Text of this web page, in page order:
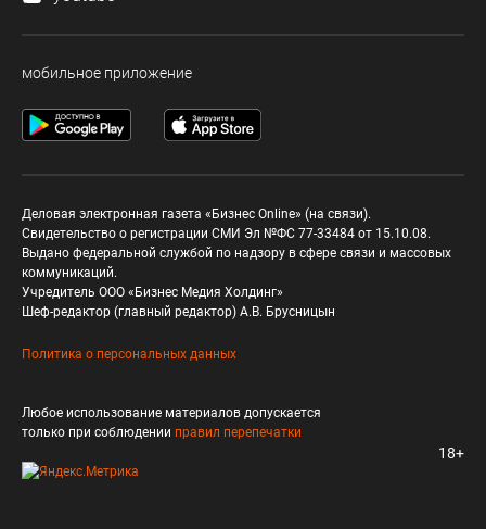
мобильное приложение
Деловая электронная газета «Бизнес Online» (на связи).
Свидетельство о регистрации СМИ Эл №ФС 77-33484 от 15.10.08.
Выдано федеральной службой по надзору в сфере связи и массовых
коммуникаций.
Учредитель ООО «Бизнес Медия Холдинг»
Шеф-редактор (главный редактор) А.В. Брусницын
Политика о персональных данных
Любое использование материалов допускается
только при соблюдении правил перепечатки
18+